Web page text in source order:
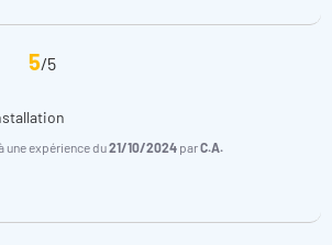
5/5
une expérience du21/10/2024 parC.A.